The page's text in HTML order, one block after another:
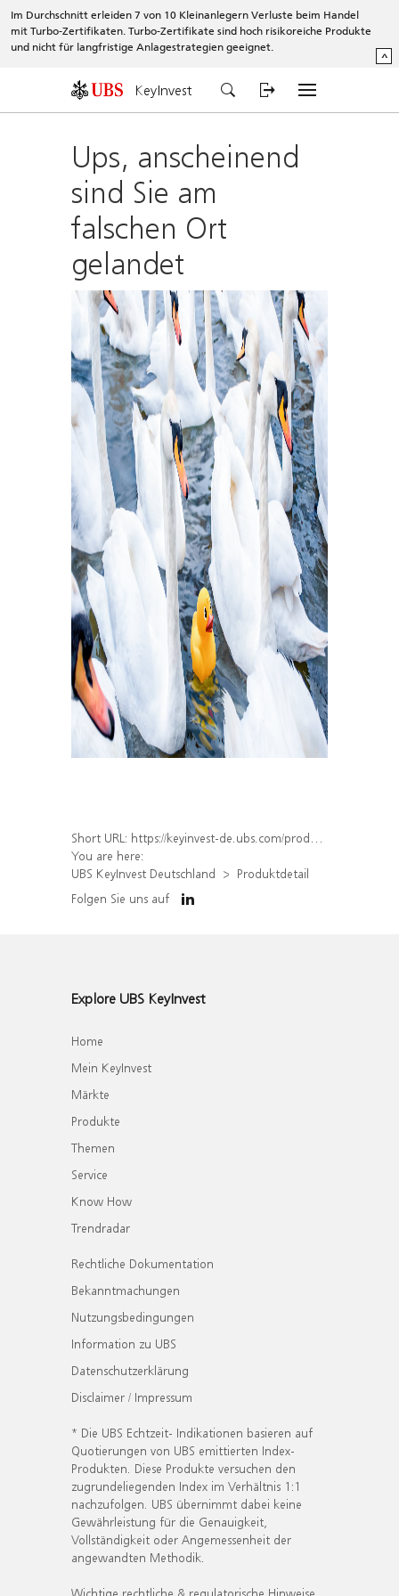
Im Durchschnitt erleiden 7 von 10 Kleinanlegern Verluste beim Handel
mit Turbo-Zertifikaten. Turbo-Zertifikate sind hoch risikoreiche Produkte
und nicht für langfristige Anlagestrategien geeignet.
^
KeyInvest
Ups, anscheinend
sind Sie am
falschen Ort
gelandet
Short URL: https://keyinvest-de.ubs.com/produkt/detail/index/isin/DE000WA69LY1
You are here:
UBS KeyInvest Deutschland
Produktdetail
Folgen Sie uns auf
Explore UBS KeyInvest
Home
Mein KeyInvest
Märkte
Produkte
Themen
Service
Know How
Trendradar
Rechtliche Dokumentation
Bekanntmachungen
Nutzungsbedingungen
Information zu UBS
Datenschutzerklärung
Disclaimer / Impressum
* Die UBS Echtzeit- Indikationen basieren auf
Quotierungen von UBS emittierten Index-
Produkten. Diese Produkte versuchen den
zugrundeliegenden Index im Verhältnis 1:1
nachzufolgen. UBS übernimmt dabei keine
Gewährleistung für die Genauigkeit,
Vollständigkeit oder Angemessenheit der
angewandten Methodik.